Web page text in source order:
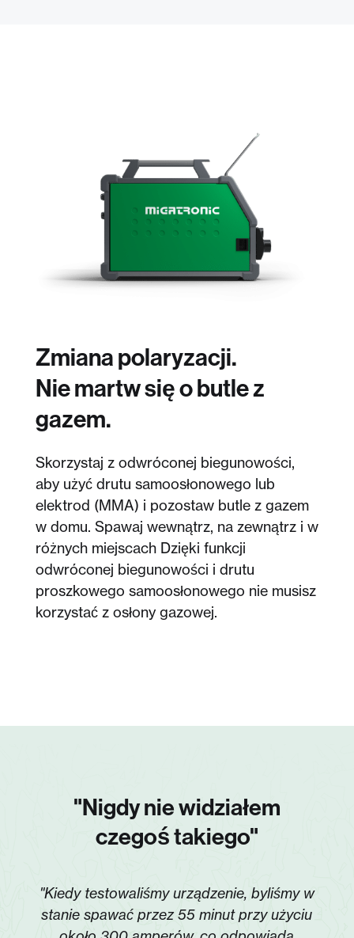
Zmiana polaryzacji.
Nie martw się o butle z
gazem.
Skorzystaj z odwróconej biegunowości,
aby użyć drutu samoosłonowego lub
elektrod (MMA) i pozostaw butle z gazem
w domu. Spawaj wewnątrz, na zewnątrz i w
różnych miejscach Dzięki funkcji
odwróconej biegunowości i drutu
proszkowego samoosłonowego nie musisz
korzystać z osłony gazowej.
"Nigdy nie widziałem
czegoś takiego"
"Kiedy testowaliśmy urządzenie, byliśmy w
stanie spawać przez 55 minut przy użyciu